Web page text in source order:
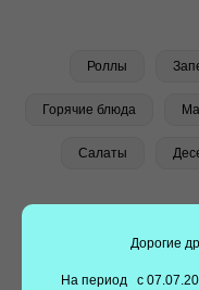
Дорогие
На период с
Роллы
Горячие блюда
Салаты
оформляйте заказ всего в
подарки с нашим